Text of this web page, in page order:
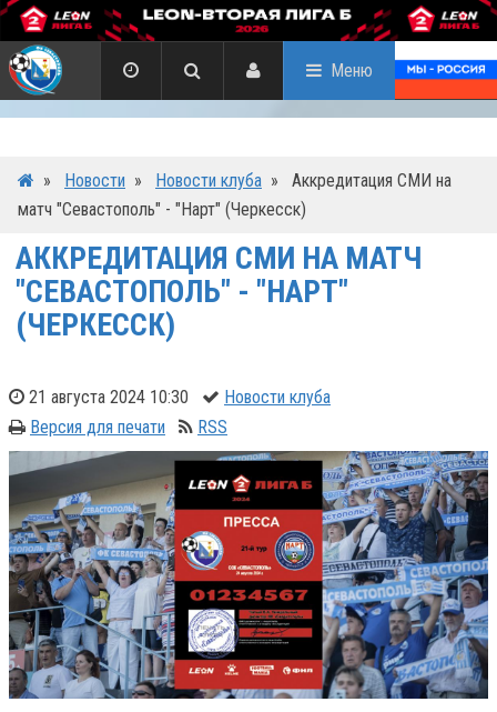
Меню
» Новости » Новости клуба »
Аккредитация СМИ на
матч "Севастополь" - "Нарт" (Черкесск)
АККРЕДИТАЦИЯ СМИ НА МАТЧ
"СЕВАСТОПОЛЬ" - "НАРТ"
(ЧЕРКЕССК)
21 августа 2024 10:30
Новости клуба
Версия для печати
RSS